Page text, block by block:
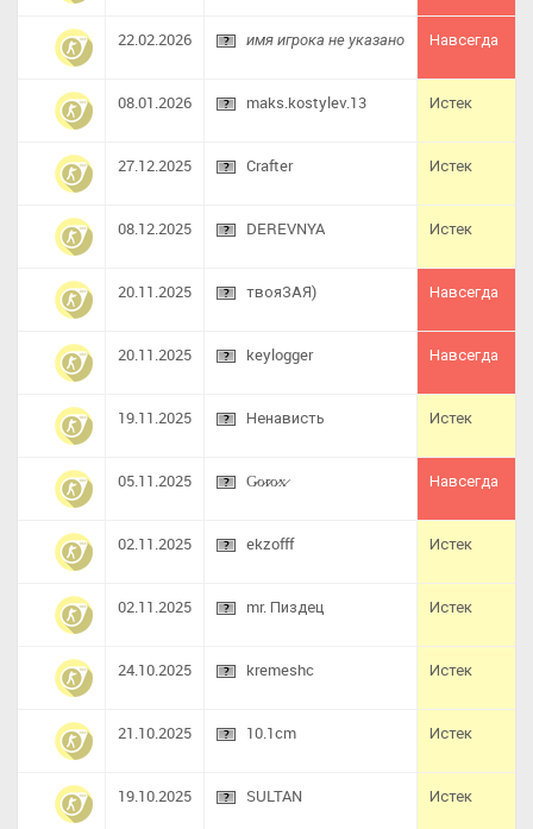
22.02.2026 имя игрока не указано Навсегда
08.01.2026 maks.kostylev.13 Истек
27.12.2025 Crafter Истек
08.12.2025 DEREVNYA Истек
20.11.2025 твояЗАЯ) Навсегда
20.11.2025 keylogger Навсегда
19.11.2025 Ненависть Истек
05.11.2025 G̷o̷r̷o̷x̷ Навсегда
02.11.2025 ekzofff Истек
02.11.2025 mr. Пиздец Истек
24.10.2025 kremeshc Истек
21.10.2025 10.1cm Истек
19.10.2025 SULTAN Истек